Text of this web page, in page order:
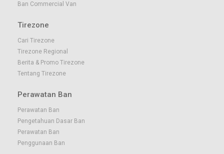
Ban Commercial Van
Tirezone
Cari Tirezone
Tirezone Regional
Berita & Promo Tirezone
Tentang Tirezone
Perawatan Ban
Perawatan Ban
Pengetahuan Dasar Ban
Perawatan Ban
Penggunaan Ban